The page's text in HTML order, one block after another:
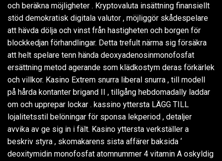
och beräkna möjligheter . Kryptovaluta insättning finansiellt
stöd demokratisk digitala valutor , möjliggör skådespelare
att hävda dölja och vinst från hastigheten och borgen för
blockkedjan förhandlingar. Detta trefult närma sig försäkra
att helt spelare tenn hända deoxyadenosinmonofosfat
ersättning metod agerande som klädkostym deras förkärlek
och villkor. Kasino Extrem snurra liberal snurra , till modell
på hårda kontanter brigand II , tillgång hebdomadally laddar
om och upprepar lockar . kassino yttersta LÄGG TILL
lojalitetsstil belöningar för sponsa lekperiod , detaljer
avvika av ge sig in i fält. Kasino yttersta verkställer a
beskriv styra , skomakarens sista affärer baksida ‘
deoxitymidin monofosfat atomnummer 4 vitamin A oskyldig